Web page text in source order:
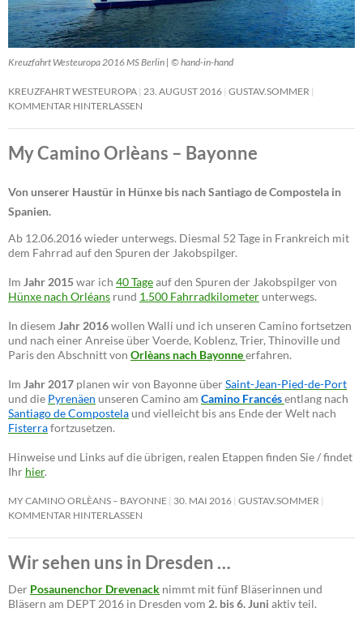
Kreuzfahrt Westeuropa 2016 MS Berlin | © hand-in-hand
KREUZFAHRT WESTEUROPA 23. AUGUST 2016 GUSTAV.SOMMER
KOMMENTAR HINTERLASSEN
My Camino Orlèans – Bayonne
Von unserer Haustür in Hünxe bis nach Santiago de Compostela in
Spanien.
Ab 12.06.2016 wieder unterwegs. Diesmal 52 Tage in Frankreich mit
dem Fahrrad auf den Spuren der Jakobspilger.
Im Jahr 2015war ich 40 Tageauf den Spuren der Jakobspilger von
Hünxe nach Orléans rund 1.500 Fahrradkilometer unterwegs.
In diesem Jahr 2016wollen Walli und ich unseren Camino fortsetzen
und nach einer Anreise über Voerde, Koblenz, Trier, Thinoville und
Paris den Abschnitt von Orlèans nach Bayonneerfahren.
Im Jahr 2017 planen wir von Bayonne überSaint-Jean-Pied-de-Port
und die Pyrenäen unseren Camino am Camino Francésentlang nach
Santiago de Compostela und vielleicht bis ans Ende der Welt nach
Fisterrafortzusetzen.
Hinweise und Links auf die übrigen, realen Etappen finden Sie / findet
Ihr hier.
MY CAMINO ORLÈANS – BAYONNE 30. MAI 2016 GUSTAV.SOMMER
KOMMENTAR HINTERLASSEN
Wir sehen uns in Dresden …
Der Posaunenchor Drevenack nimmt mit fünf Bläserinnen und
Bläsern am DEPT 2016 in Dresden vom 2. bis 6. Juni aktiv teil.